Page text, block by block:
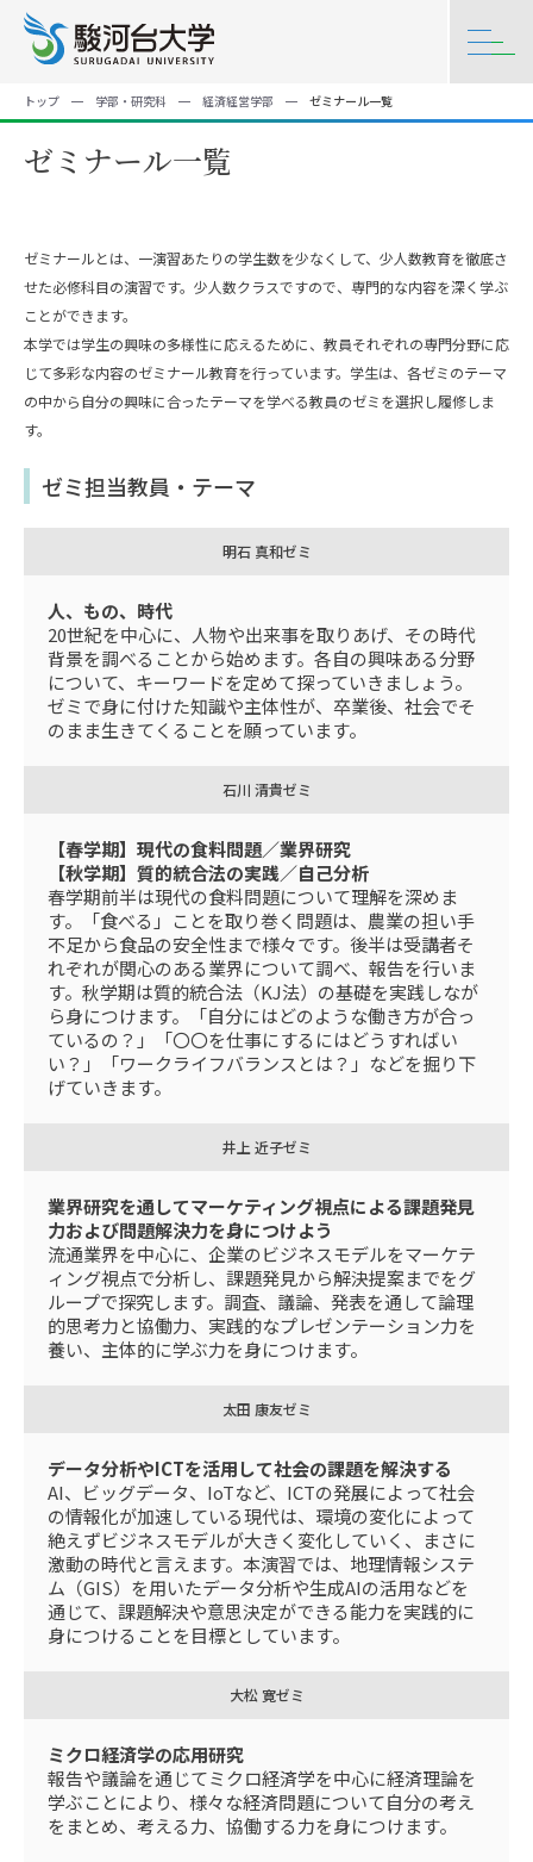
トップ 学部・研究科 経済経営学部 ゼミナール一覧
ゼミナール一覧
ゼミナールとは、一演習あたりの学生数を少なくして、少人数教育を徹底さ
せた必修科目の演習です。少⼈数クラスですので、専⾨的な内容を深く学ぶ
ことができます。
本学では学生の興味の多様性に応えるために、教員それぞれの専門分野に応
じて多彩な内容のゼミナール教育を行っています。学⽣は、各ゼミのテーマ
の中から⾃分の興味に合ったテーマを学べる教員のゼミを選択し履修しま
す。
ゼミ担当教員・テーマ
明石 真和ゼミ
人、もの、時代
20世紀を中心に、人物や出来事を取りあげ、その時代
背景を調べることから始めます。各自の興味ある分野
について、キーワードを定めて探っていきましょう。
ゼミで身に付けた知識や主体性が、卒業後、社会でそ
のまま生きてくることを願っています。
石川 清貴ゼミ
【春学期】現代の食料問題／業界研究
【秋学期】質的統合法の実践／自己分析
春学期前半は現代の食料問題について理解を深めま
す。「食べる」ことを取り巻く問題は、農業の担い手
不足から食品の安全性まで様々です。後半は受講者そ
れぞれが関心のある業界について調べ、報告を行いま
す。秋学期は質的統合法（KJ法）の基礎を実践しなが
ら身につけます。「自分にはどのような働き方が合っ
ているの？」「〇〇を仕事にするにはどうすればい
い？」「ワークライフバランスとは？」などを掘り下
げていきます。
井上 近子ゼミ
業界研究を通してマーケティング視点による課題発見
力および問題解決力を身につけよう
流通業界を中心に、企業のビジネスモデルをマーケテ
ィング視点で分析し、課題発見から解決提案までをグ
ループで探究します。調査、議論、発表を通して論理
的思考力と協働力、実践的なプレゼンテーション力を
養い、主体的に学ぶ力を身につけます。
太田 康友ゼミ
データ分析やICTを活用して社会の課題を解決する
AI、ビッグデータ、IoTなど、ICTの発展によって社会
の情報化が加速している現代は、環境の変化によって
絶えずビジネスモデルが大きく変化していく、まさに
激動の時代と言えます。本演習では、地理情報システ
ム（GIS）を用いたデータ分析や生成AIの活用などを
通じて、課題解決や意思決定ができる能力を実践的に
身につけることを目標としています。
大松 寛ゼミ
ミクロ経済学の応用研究
報告や議論を通じてミクロ経済学を中心に経済理論を
学ぶことにより、様々な経済問題について自分の考え
をまとめ、考える力、協働する力を身につけます。